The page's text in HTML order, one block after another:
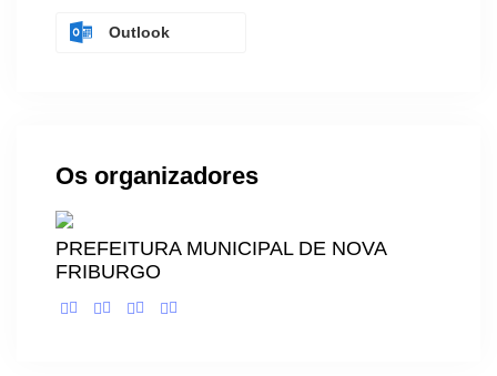
Outlook
Os organizadores
PREFEITURA MUNICIPAL DE NOVA
FRIBURGO